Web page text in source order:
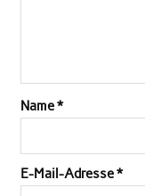
Name*
E-Mail-Adresse*